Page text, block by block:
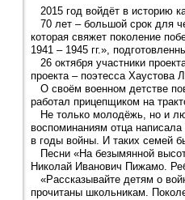
2015 год войдёт в историю
70 лет – большой срок для
которая свяжет поколение
1941 – 1945 гг.»,
26 октября участники
проекта – поэтесса
О своём военном детстве
работал прицепщиком на
Не только молодёжь, но и
воспоминаниям отца
в годы войны. И таких семей
Песни «На безымянной
Николай Иванович Пижамо.
«Рассказывайте детям о
прочитаны школьникам.